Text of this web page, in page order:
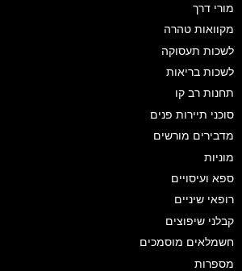
מורי דרך
מקוואות טהרה
לשכות תעסוקה
לשכות בריאות
תחנות רב קו
סוכני תיירות פנים
מדבירים מורשים
מוניות
ספא ועיסויים
רופאי שיניים
קבלני שיפוצים
חשמלאים מוסמכים
מספרות